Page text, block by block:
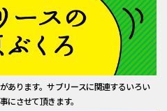
あります。サブリースに関連するいろい
にさせて頂きます。